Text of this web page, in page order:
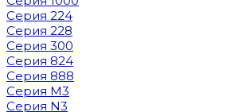
Серия 224
Серия 228
Серия 300
Серия 824
Серия 888
Серия M3
Серия N3